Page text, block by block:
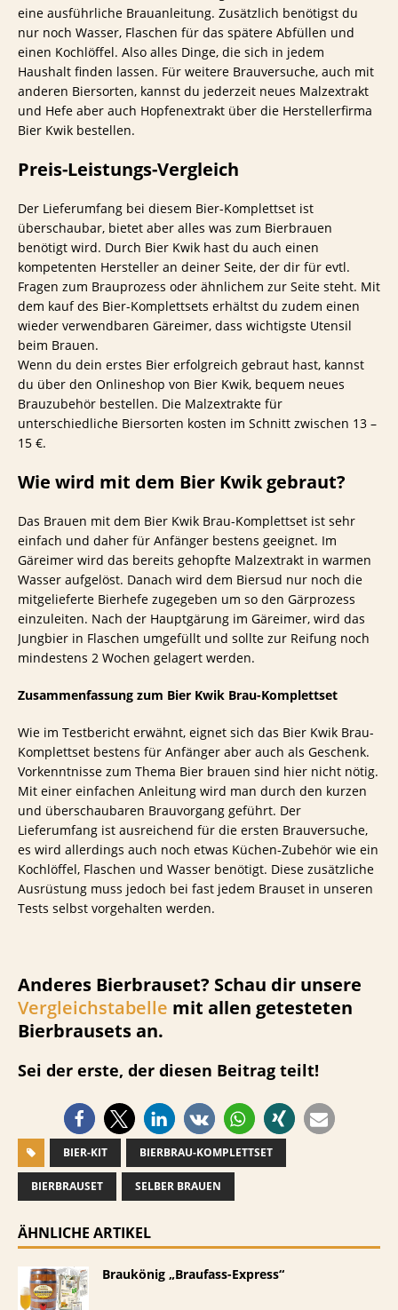
eine ausführliche Brauanleitung. Zusätzlich benötigst du
nur noch Wasser, Flaschen für das spätere Abfüllen und
einen Kochlöffel. Also alles Dinge, die sich in jedem
Haushalt finden lassen. Für weitere Brauversuche, auch mit
anderen Biersorten, kannst du jederzeit neues Malzextrakt
und Hefe aber auch Hopfenextrakt über die Herstellerfirma
Bier Kwik bestellen.
Preis-Leistungs-Vergleich
Der Lieferumfang bei diesem Bier-Komplettset ist
überschaubar, bietet aber alles was zum Bierbrauen
benötigt wird. Durch Bier Kwik hast du auch einen
kompetenten Hersteller an deiner Seite, der dir für evtl.
Fragen zum Brauprozess oder ähnlichem zur Seite steht. Mit
dem kauf des Bier-Komplettsets erhältst du zudem einen
wieder verwendbaren Gäreimer, dass wichtigste Utensil
beim Brauen.
Wenn du dein erstes Bier erfolgreich gebraut hast, kannst
du über den Onlineshop von Bier Kwik, bequem neues
Brauzubehör bestellen. Die Malzextrakte für
unterschiedliche Biersorten kosten im Schnitt zwischen 13 –
15 €.
Wie wird mit dem Bier Kwik gebraut?
Das Brauen mit dem Bier Kwik Brau-Komplettset ist sehr
einfach und daher für Anfänger bestens geeignet. Im
Gäreimer wird das bereits gehopfte Malzextrakt in warmen
Wasser aufgelöst. Danach wird dem Biersud nur noch die
mitgelieferte Bierhefe zugegeben um so den Gärprozess
einzuleiten. Nach der Hauptgärung im Gäreimer, wird das
Jungbier in Flaschen umgefüllt und sollte zur Reifung noch
mindestens 2 Wochen gelagert werden.
Zusammenfassung zum Bier Kwik Brau-Komplettset
Wie im Testbericht erwähnt, eignet sich das Bier Kwik Brau-
Komplettset bestens für Anfänger aber auch als Geschenk.
Vorkenntnisse zum Thema Bier brauen sind hier nicht nötig.
Mit einer einfachen Anleitung wird man durch den kurzen
und überschaubaren Brauvorgang geführt. Der
Lieferumfang ist ausreichend für die ersten Brauversuche,
es wird allerdings auch noch etwas Küchen-Zubehör wie ein
Kochlöffel, Flaschen und Wasser benötigt. Diese zusätzliche
Ausrüstung muss jedoch bei fast jedem Brauset in unseren
Tests selbst vorgehalten werden.
Anderes Bierbrauset? Schau dir unsere
Vergleichstabelle mit allen getesteten
Bierbrausets an.
Sei der erste, der diesen Beitrag teilt!
BIER-KIT BIERBRAU-KOMPLETTSET
BIERBRAUSET SELBER BRAUEN
ÄHNLICHE ARTIKEL
Braukönig „Braufass-Express“